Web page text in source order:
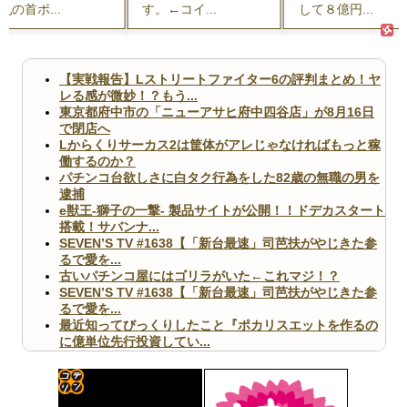
の首ポ...
す。←コイ...
して８億円...
【実戦報告】Lストリートファイター6の評判まとめ！ヤ
レる感が微妙！？もう...
東京都府中市の「ニューアサヒ府中四谷店」が8月16日
で閉店へ
Lからくりサーカス2は筐体がアレじゃなければもっと稼
働するのか？
パチンコ台欲しさに白タク行為をした82歳の無職の男を
逮捕
e獣王-獅子の一撃- 製品サイトが公開！！ドデカスタート
搭載！サバンナ...
SEVEN’S TV #1638【「新台最速」司芭扶がやじきた参
るで愛を...
古いパチンコ屋にはゴリラがいた←これマジ！？
SEVEN’S TV #1638【「新台最速」司芭扶がやじきた参
るで愛を...
最近知ってびっくりしたこと『ポカリスエットを作るの
に億単位先行投資してい...
ますｗ」←これどうす...
【閲覧注意】俺が近くにいると機械が壊れるんだけどさ